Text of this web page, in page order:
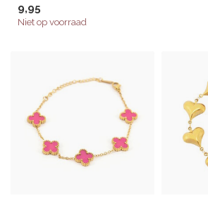
9,95
Niet op voorraad